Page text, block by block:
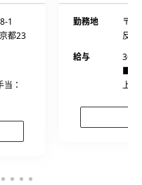
1
都23
：
勤務地
〒
反田
給与
360
■経
上、